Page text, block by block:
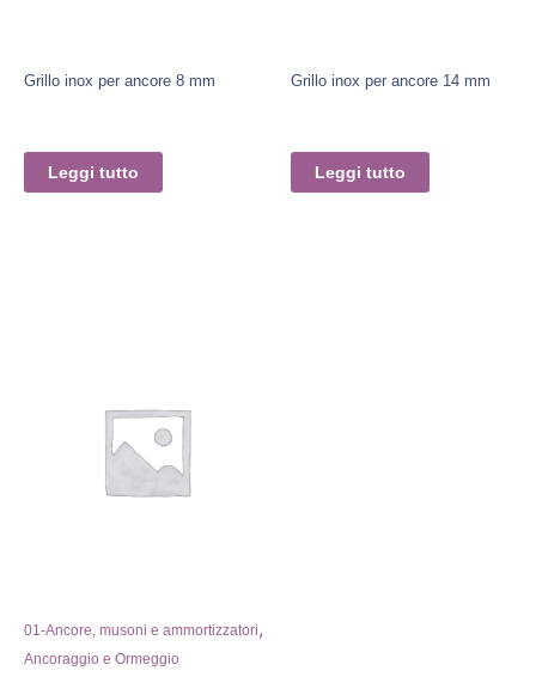
Grillo inox per ancore 8 mm
Leggi tutto
Grillo inox per ancore 14 mm
Leggi tutto
01-Ancore, musoni e ammortizzatori,
Ancoraggio e Ormeggio